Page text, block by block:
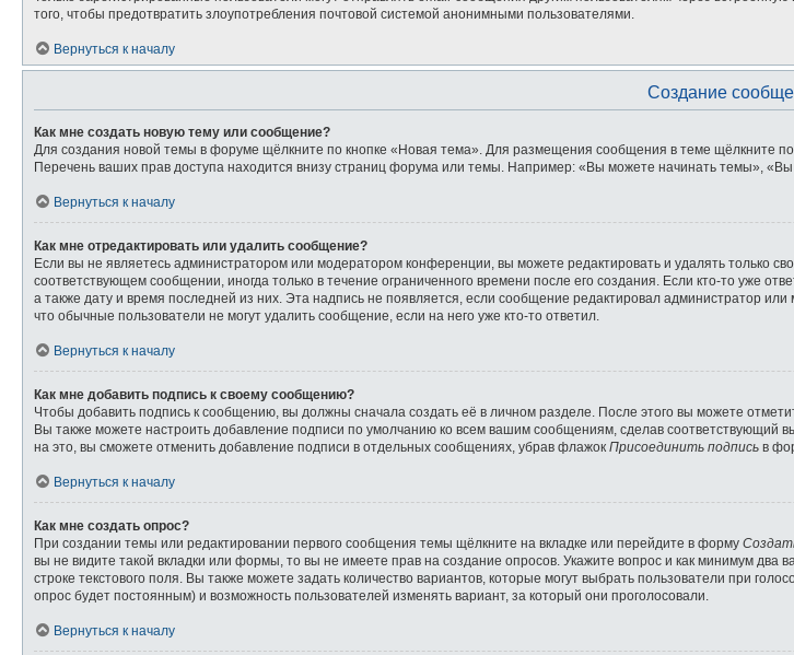
того, чтобы предотвратить злоупотребления почтовой системой анонимными пользователями.
Вернуться к началу
Создание
Как мне создать новую тему или сообщение?
Для создания новой темы в форуме щёлкните по кнопке «Новая тема». Для размещения сообщения в теме щёлкните
Перечень ваших прав доступа находится внизу страниц форума или темы. Например: «Вы можете начинать темы»,
Вернуться к началу
Как мне отредактировать или удалить сообщение?
Если вы не являетесь администратором или модератором конференции, вы можете редактировать и удалять только
соответствующем сообщении, иногда только в течение ограниченного времени после его создания. Если кто-то уже
а также дату и время последней из них. Эта надпись не появляется, если сообщение редактировал администратор
что обычные пользователи не могут удалить сообщение, если на него уже кто-то ответил.
Вернуться к началу
Как мне добавить подпись к своему сообщению?
Чтобы добавить подпись к сообщению, вы должны сначала создать её в личном разделе. После этого вы можете
Вы также можете настроить добавление подписи по умолчанию ко всем вашим сообщениям, сделав
на это, вы сможете отменить добавление подписи в отдельных сообщениях, убрав флажок Присоединить подпись в
Вернуться к началу
Как мне создать опрос?
При создании темы или редактировании первого сообщения темы щёлкните на вкладке или перейдите в форму
вы не видите такой вкладки или формы, то вы не имеете прав на создание опросов. Укажите вопрос и как минимум два
строке текстового поля. Вы также можете задать количество вариантов, которые могут выбрать пользователи при
опрос будет постоянным) и возможность пользователей изменять вариант, за который они проголосовали.
Вернуться к началу